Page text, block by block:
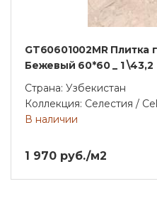
GT60601002MR Плитка
Бежевый 60*60 _ 1 \43,2
Страна: Узбекистан
Коллекция: Селестия /
В наличии
1 970 руб./м2